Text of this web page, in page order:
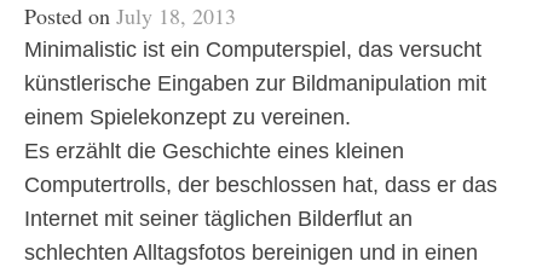
Posted on July 18, 2013
Minimalistic ist ein Computerspiel, das versucht
künstlerische Eingaben zur Bildmanipulation mit
einem Spielekonzept zu vereinen.
Es erzählt die Geschichte eines kleinen
Computertrolls, der beschlossen hat, dass er das
Internet mit seiner täglichen Bilderflut an
schlechten Alltagsfotos bereinigen und in einen